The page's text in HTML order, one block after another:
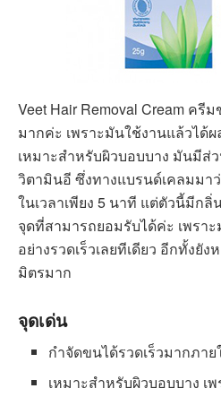
Veet Hair Removal Cream ค
มากค่ะ เพราะมันใช้งานแล้วได้
เหมาะสำหรับผิวบอบบาง มันมีส่
วิตามินอี ซึ่งทางแบรนด์เคลมมา
ในเวลาเพียง 5 นาที แต่ตัวนี้มีก
จุดที่สามารถยอมรับได้ค่ะ เพรา
อย่างรวดเร็วเลยทีเดียว อีกทั้งยั
มิตรมาก
จุดเด่น
กำจัดขนได้รวดเร็วมากภาย
เหมาะสำหรับผิวบอบบาง เ